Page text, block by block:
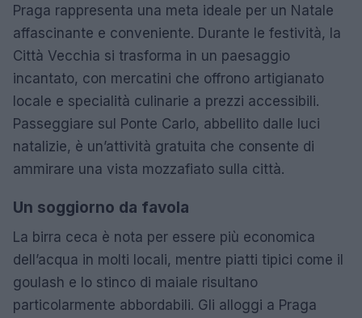
Praga rappresenta una meta ideale per un Natale
affascinante e conveniente. Durante le festività, la
Città Vecchia si trasforma in un paesaggio
incantato, con mercatini che offrono artigianato
locale e specialità culinarie a prezzi accessibili.
Passeggiare sul Ponte Carlo, abbellito dalle luci
natalizie, è un’attività gratuita che consente di
ammirare una vista mozzafiato sulla città.
Un soggiorno da favola
La birra ceca è nota per essere più economica
dell’acqua in molti locali, mentre piatti tipici come il
goulash e lo stinco di maiale risultano
particolarmente abbordabili. Gli alloggi a Praga